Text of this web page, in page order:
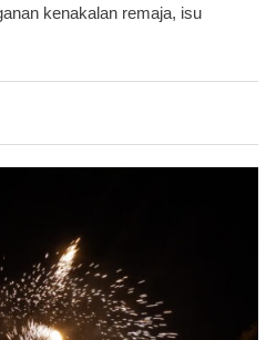
kenakalan remaja, isu